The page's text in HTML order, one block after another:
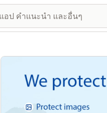
แกลเลอรีรูปภาพที่แสดง